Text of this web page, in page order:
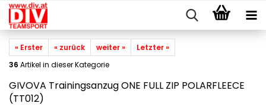
« Erster « zurück weiter »
Letzter »
36 Artikel in dieser Kategorie
GIVOVA Trainingsanzug ONE FULL ZIP POLARFLEECE
(TT012)